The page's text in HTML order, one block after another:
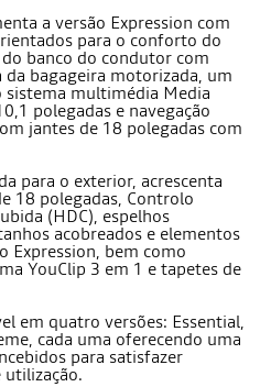
a versão Expression com
para o conforto do
banco do condutor com
bagageira motorizada, um
sistema multimédia Media
polegadas e navegação
jantes de 18 polegadas com
para o exterior, acrescenta
18 polegadas, Controlo
(HDC), espelhos
acobreados e elementos
Expression, bem como
YouClip 3 em 1 e tapetes de
em quatro versões: Essential,
cada uma oferecendo uma
para satisfazer
utilização.